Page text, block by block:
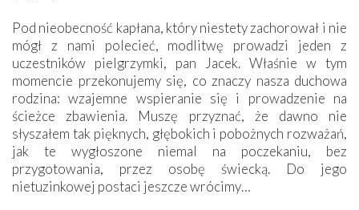
Pod nieobecność kapłana, który niestety zachorował i nie
mógł z nami polecieć, modlitwę prowadzi jeden z
uczestników pielgrzymki, pan Jacek. Właśnie w tym
momencie przekonujemy się, co znaczy nasza duchowa
rodzina: wzajemne wspieranie się i prowadzenie na
ścieżce zbawienia. Muszę przyznać, że dawno nie
słyszałem tak pięknych, głębokich i pobożnych rozważań,
jak te wygłoszone niemal na poczekaniu, bez
przygotowania, przez osobę świecką. Do jego
nietuzinkowej postaci jeszcze wrócimy…